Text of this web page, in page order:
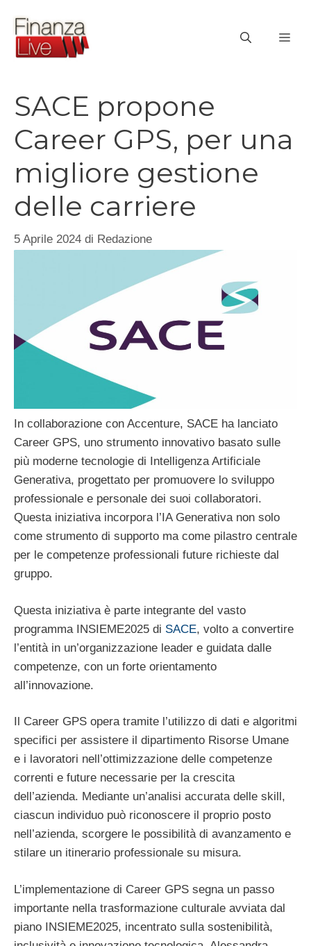
contenuto
SACE propone
Career GPS, per una
migliore gestione
delle carriere
5 Aprile 2024 di Redazione
In collaborazione con Accenture, SACE ha lanciato
Career GPS, uno strumento innovativo basato sulle
più moderne tecnologie di Intelligenza Artificiale
Generativa, progettato per promuovere lo sviluppo
professionale e personale dei suoi collaboratori.
Questa iniziativa incorpora l’IA Generativa non solo
come strumento di supporto ma come pilastro centrale
per le competenze professionali future richieste dal
gruppo.
Questa iniziativa è parte integrante del vasto
programma INSIEME2025 di SACE, volto a convertire
l’entità in un’organizzazione leader e guidata dalle
competenze, con un forte orientamento
all’innovazione.
Il Career GPS opera tramite l’utilizzo di dati e algoritmi
specifici per assistere il dipartimento Risorse Umane
e i lavoratori nell’ottimizzazione delle competenze
correnti e future necessarie per la crescita
dell’azienda. Mediante un’analisi accurata delle skill,
ciascun individuo può riconoscere il proprio posto
nell’azienda, scorgere le possibilità di avanzamento e
stilare un itinerario professionale su misura.
L’implementazione di Career GPS segna un passo
importante nella trasformazione culturale avviata dal
piano INSIEME2025, incentrato sulla sostenibilità,